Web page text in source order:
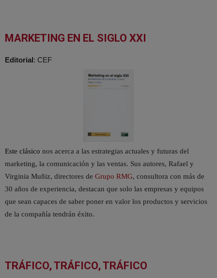
MARKETING EN EL SIGLO XXI
Editorial: CEF
Este clásico nos acerca a las estrategias actuales y futuras del
marketing, la comunicación y las ventas. Sus autores, Rafael y
Virginia Muñiz, directores de Grupo RMG, consultora con más de
30 años de experiencia, destacan que solo las empresas y equipos
que sean capaces de saber poner en valor los productos y servicios
de la compañía tendrán éxito.
TRÁFICO, TRÁFICO, TRÁFICO